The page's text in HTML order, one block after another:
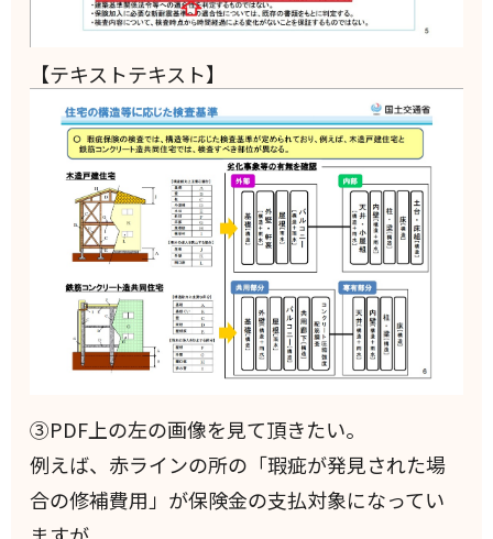
【テキストテキスト】
③PDF上の左の画像を見て頂きたい。
例えば、赤ラインの所の「瑕疵が発見された場
合の修補費用」が保険金の支払対象になってい